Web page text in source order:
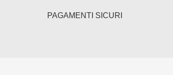
PAGAMENTI SICURI